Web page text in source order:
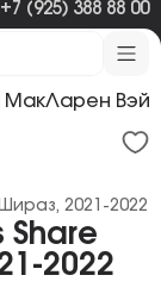
+7 (925) 388 88 00
Вэйл
Share
2022
2021-2022